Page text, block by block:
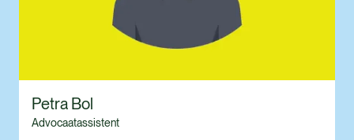
Petra Bol
Advocaatassistent